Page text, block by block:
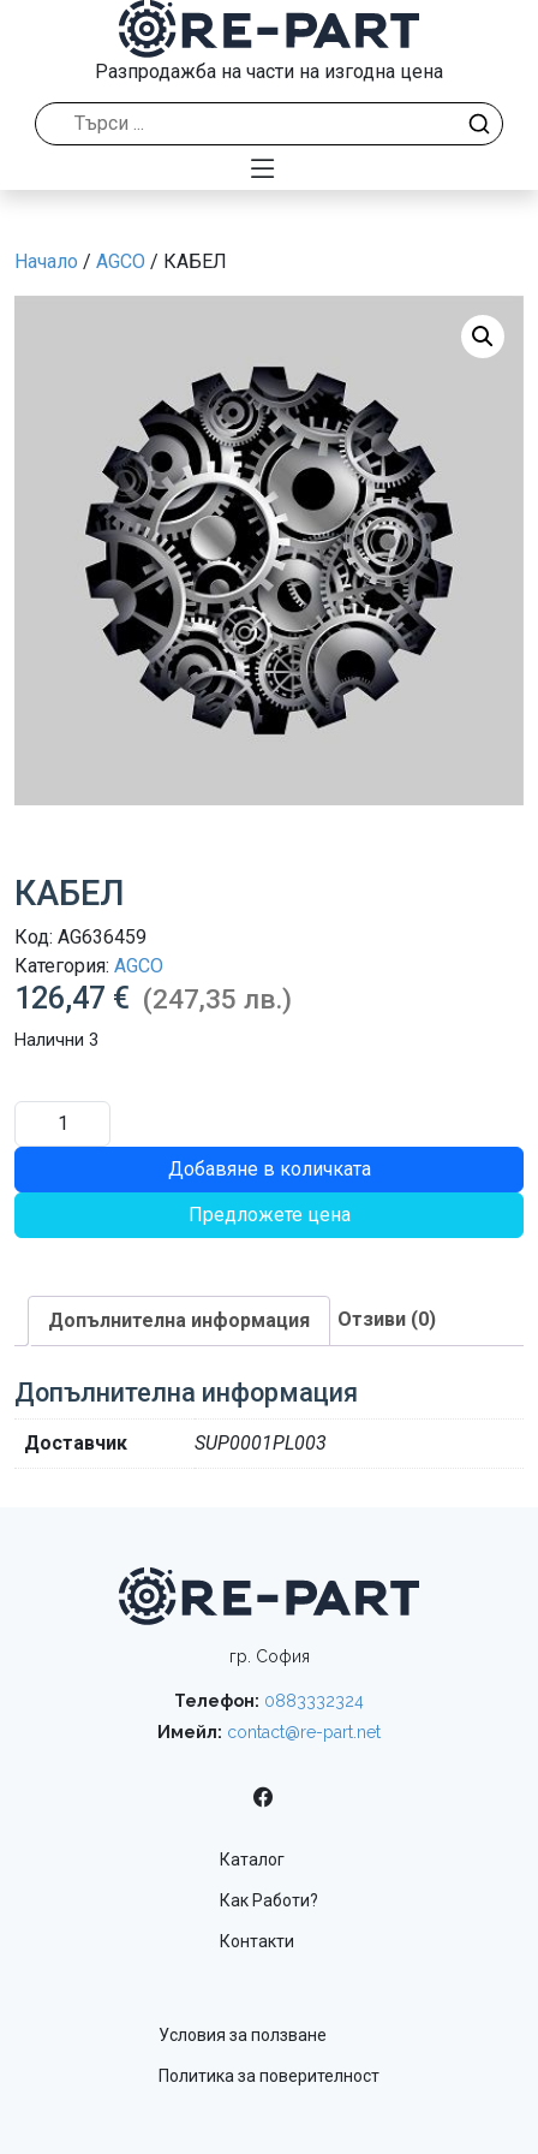
Разпродажба на части на изгодна цена
Начало / AGCO / КАБЕЛ
КАБЕЛ
Код: AG636459
Категория: AGCO
126,47 € (247,35 лв.)
Налични 3
количество
за
Добавяне в количката
Предложете цена
Допълнителна информация Отзиви (0)
Допълнителна информация
Доставчик SUP0001PL003
гр. София
Телефон: 0883332324
Имейл: contact@re-part.net
Каталог
Как Работи?
Контакти
Условия за ползване
Политика за поверителност